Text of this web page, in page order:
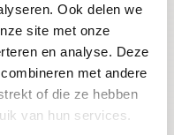
Ook delen we
site met onze
en analyse. Deze
met andere
of die ze hebben
van hun services.